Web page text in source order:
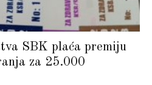
SBK plaća premiju
za 25.000